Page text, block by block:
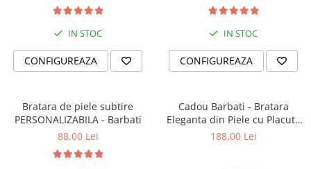
IN STOC
CONFIGUREAZA
IN STOC
CONFIGUREAZA
Bratara de piele subtire
PERSONALIZABILA - Barbati
88,00 Lei
Cadou Barbati - Bratara
Eleganta din Piele cu Placuta
din Argint Personalizabila
188,00 Lei